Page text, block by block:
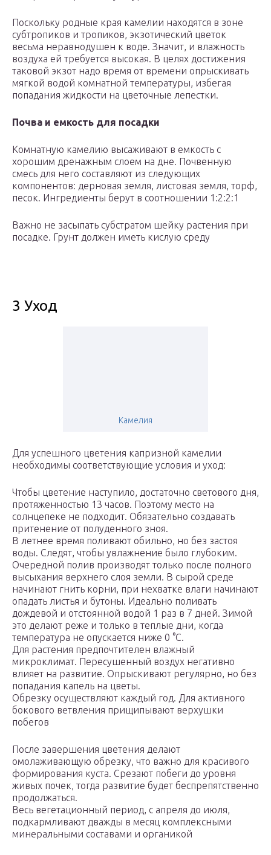
Поскольку родные края камелии находятся в зоне
субтропиков и тропиков, экзотический цветок
весьма неравнодушен к воде. Значит, и влажность
воздуха ей требуется высокая. В целях достижения
таковой экзот надо время от времени опрыскивать
мягкой водой комнатной температуры, избегая
попадания жидкости на цветочные лепестки.
Почва и емкость для посадки
Комнатную камелию высаживают в емкость с
хорошим дренажным слоем на дне. Почвенную
смесь для него составляют из следующих
компонентов: дерновая земля, листовая земля, торф,
песок. Ингредиенты берут в соотношении 1:2:2:1
Важно не засыпать субстратом шейку растения при
посадке. Грунт должен иметь кислую среду
3 Уход
Камелия
Для успешного цветения капризной камелии
необходимы соответствующие условия и уход:
Чтобы цветение наступило, достаточно светового дня,
протяженностью 13 часов. Поэтому место на
солнцепеке не подходит. Обязательно создавать
притенение от полуденного зноя.
В летнее время поливают обильно, но без застоя
воды. Следят, чтобы увлажнение было глубоким.
Очередной полив производят только после полного
высыхания верхнего слоя земли. В сырой среде
начинают гнить корни, при нехватке влаги начинают
опадать листья и бутоны. Идеально поливать
дождевой и отстоянной водой 1 раз в 7 дней. Зимой
это делают реже и только в теплые дни, когда
температура не опускается ниже 0 °C.
Для растения предпочтителен влажный
микроклимат. Пересушенный воздух негативно
влияет на развитие. Опрыскивают регулярно, но без
попадания капель на цветы.
Обрезку осуществляют каждый год. Для активного
бокового ветвления прищипывают верхушки
побегов
После завершения цветения делают
омолаживающую обрезку, что важно для красивого
формирования куста. Срезают побеги до уровня
живых почек, тогда развитие будет беспрепятственно
продолжаться.
Весь вегетационный период, с апреля до июля,
подкармливают дважды в месяц комплексными
минеральными составами и органикой